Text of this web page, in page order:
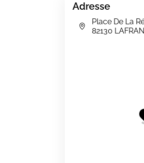
Adresse
Place De La
82130